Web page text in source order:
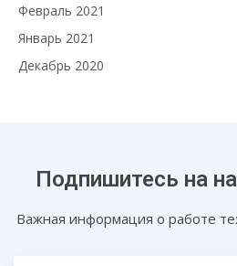
Февраль 2021
Январь 2021
Декабрь 2020
Подпишитесь на
Важная информация о работе